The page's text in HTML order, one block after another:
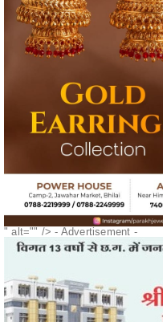
" alt="" />- Advertisement -